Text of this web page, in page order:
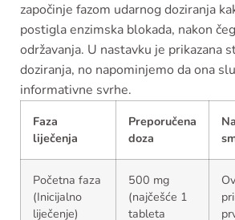
započinje fazom udarnog doziranja
postigla enzimska blokada, nakon
održavanja. U nastavku je prikazana
doziranja, no napominjemo da ona
informativne svrhe.
Faza
liječenja
Preporučena
doza
Početna faza
(Inicijalno
liječenje)
500 mg
(najčešće 1
tableta